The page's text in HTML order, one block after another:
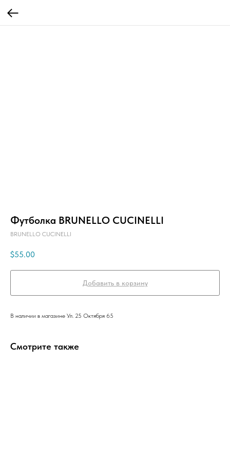
Футболка BRUNELLO CUCINELLI
BRUNELLO CUCINELLI
$55.00
Добавить в корзину
В наличии в магазине Ул. 25 Октября 65
Смотрите также